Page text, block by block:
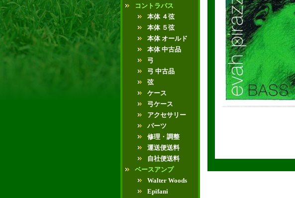
コントラバス
本体 ４弦
本体 ５弦
本体 オールド
本体 中古品
弓
弓 中古品
弦
ケース
弓ケース
アクセサリー
パーツ
修理・調整
運送便送料
自社便送料
ベースアンプ
Walter Woods
Epifani